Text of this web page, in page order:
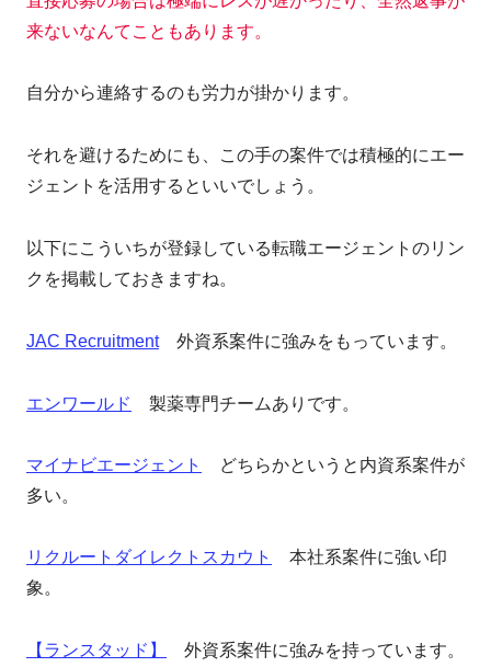
来ないなんてこともあります。
自分から連絡するのも労力が掛かります。
それを避けるためにも、この手の案件では積極的にエー
ジェントを活用するといいでしょう。
以下にこういちが登録している転職エージェントのリン
クを掲載しておきますね。
JAC Recruitment外資系案件に強みをもっています。
エンワールド 製薬専門チームありです。
マイナビエージェント
どちらかというと内資系案件が
多い。
リクルートダイレクトスカウト
本社系案件に強い印
象。
【ランスタッド】 外資系案件に強みを持っています。